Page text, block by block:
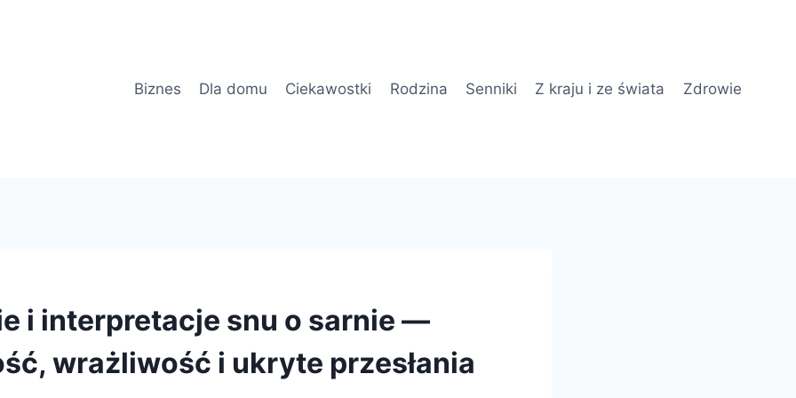
Biznes
Dla domu Ciekawostki Rodzina Senniki Z kraju i ze świata Zdrowie
i interpretacje snu o sarnie —
wrażliwość i ukryte przesłania